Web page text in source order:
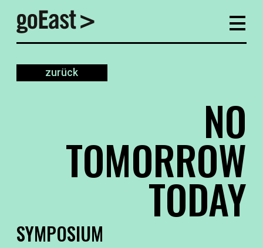
zurück
NO
TOMORROW
TODAY
SYMPOSIUM